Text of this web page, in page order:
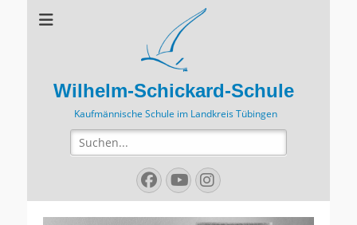
Wilhelm-Schickard-Schule
Kaufmännische Schule im Landkreis Tübingen
Suchen
nach:
Facebook
YouTube
Instagram